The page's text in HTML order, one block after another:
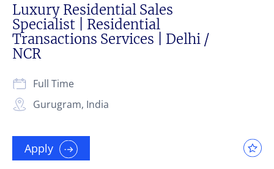
Luxury Residential Sales
Specialist | Residential
Transactions Services | Delhi /
NCR
Gurugram, India
Full Time
Apply